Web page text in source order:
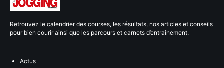
Retrouvez le calendrier des courses, les résultats, nos articles et conseils
pour bien courir ainsi que les parcours et carnets d’entraînement.
Actus